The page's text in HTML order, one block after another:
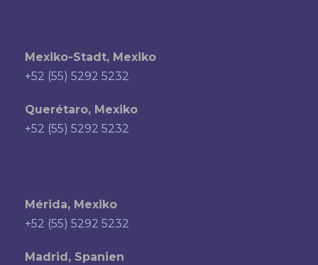
Mexiko-Stadt, Mexiko
+52 (55) 5292 5232
Querétaro, Mexiko
+52 (55) 5292 5232
Mérida, Mexiko
+52 (55) 5292 5232
Madrid, Spanien